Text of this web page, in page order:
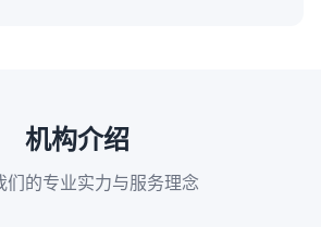
机构介绍
们的专业实力与服务理念